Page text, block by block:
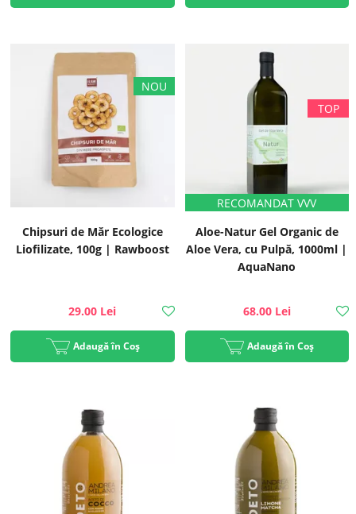
Chipsuri de Măr Ecologice
Liofilizate, 100g | Rawboost
29.00 Lei
Adaugă în Coș
Aloe-Natur Gel Organic de
Aloe Vera, cu Pulpă, 1000ml |
AquaNano
68.00 Lei
Adaugă în Coș